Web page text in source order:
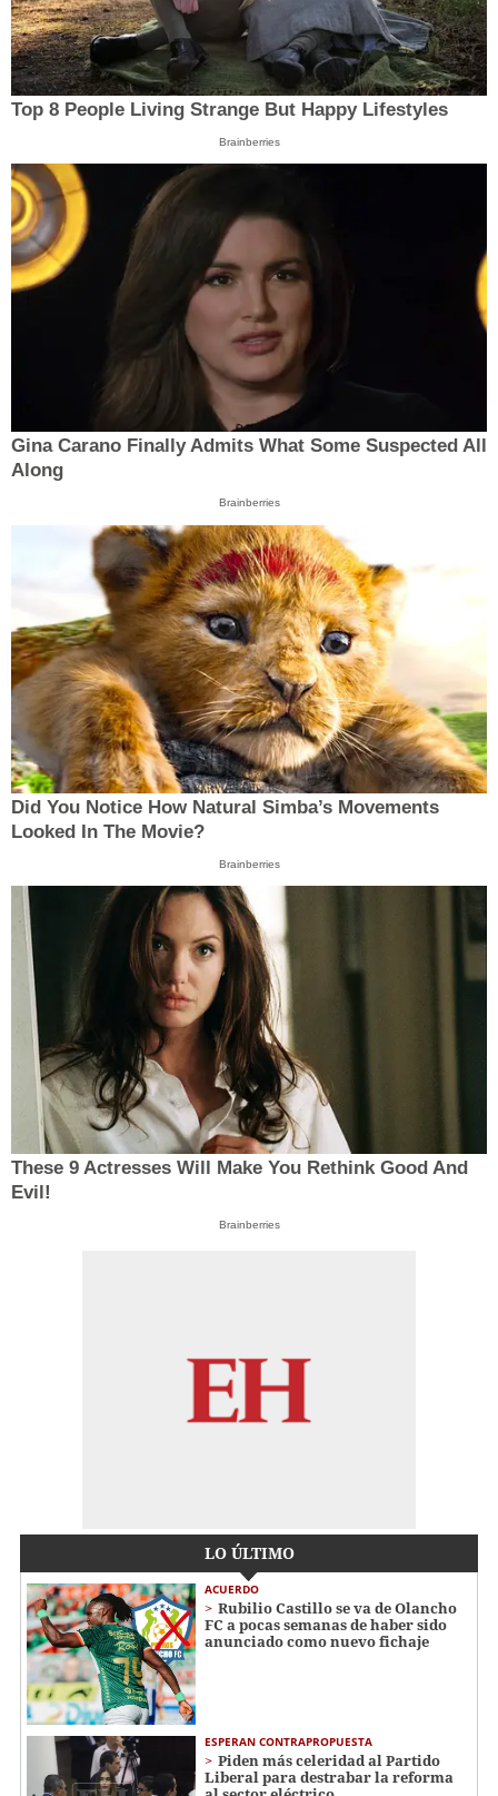
Top 8 People Living Strange But Happy Lifestyles
Brainberries
Gina Carano Finally Admits What Some Suspected All
Along
Brainberries
Did You Notice How Natural Simba’s Movements
Looked In The Movie?
Brainberries
These 9 Actresses Will Make You Rethink Good And
Evil!
Brainberries
LO ÚLTIMO
ACUERDO
Rubilio Castillo se va de Olancho
FC a pocas semanas de haber sido
anunciado como nuevo fichaje
ESPERAN CONTRAPROPUESTA
Piden más celeridad al Partido
Liberal para destrabar la reforma